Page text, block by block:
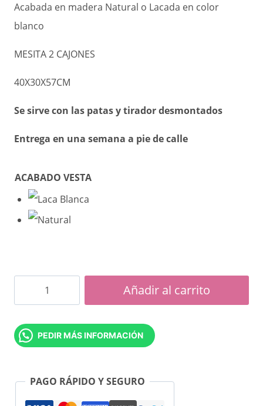
Acabada en madera Natural o Lacada en color
blanco
MESITA 2 CAJONES
40X30X57CM
Se sirve con las patas y tirador desmontados
Entrega en una semana a pie de calle
ACABADO VESTA
2
cajones
Vesta
Añadir al carrito
PEDIR MÁS INFORMACIÓN
PAGO RÁPIDO Y SEGURO